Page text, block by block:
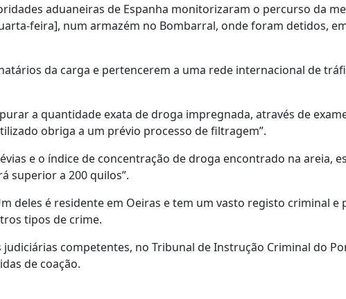
aduaneiras de Espanha monitorizaram o percurso da
feira], num armazém no Bombarral, onde foram detidos,
da carga e pertencerem a uma rede internacional de
a quantidade exata de droga impregnada, através de
obriga a um prévio processo de filtragem”.
e o índice de concentração de droga encontrado na areia,
superior a 200 quilos”.
deles é residente em Oeiras e tem um vasto registo criminal e
tipos de crime.
competentes, no Tribunal de Instrução Criminal do
de coação.